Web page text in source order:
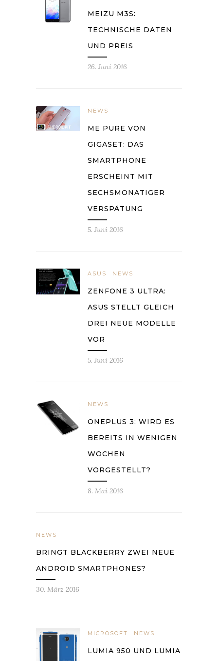
MEIZU M3S:
TECHNISCHE DATEN
UND PREIS
26. Juni 2016
NEWS
ME PURE VON
GIGASET: DAS
SMARTPHONE
ERSCHEINT MIT
SECHSMONATIGER
VERSPÄTUNG
5. Juni 2016
ASUS NEWS
ZENFONE 3 ULTRA:
ASUS STELLT GLEICH
DREI NEUE MODELLE
VOR
5. Juni 2016
NEWS
ONEPLUS 3: WIRD ES
BEREITS IN WENIGEN
WOCHEN
VORGESTELLT?
8. Mai 2016
NEWS
BRINGT BLACKBERRY ZWEI NEUE
ANDROID SMARTPHONES?
30. März 2016
MICROSOFT NEWS
LUMIA 950 UND LUMIA